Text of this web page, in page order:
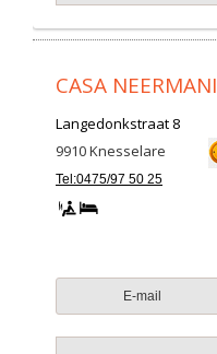
CASA NEERMANI
Langedonkstraat 8
9910Knesselare
Tel:0475/97 50 25
E-mail